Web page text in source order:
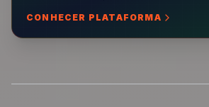
CONHECER PLATAFORMA